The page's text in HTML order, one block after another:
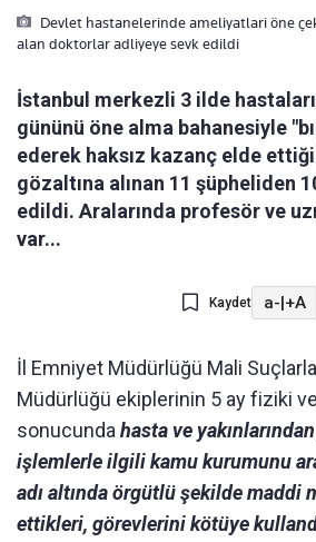
Devlet hastanelerinde ameliyatlari öne
alan doktorlar adliyeye sevk edildi
İstanbul merkezli 3 ilde
gününü öne alma bahanesiyle
ederek haksız kazanç elde
gözaltına alınan 11 şüpheliden
edildi. Aralarında profesör ve
var...
Kaydet a-|+A
İl Emniyet Müdürlüğü Mali
Müdürlüğü ekiplerinin 5 ay fiziki
sonucunda hasta ve
işlemlerle ilgili kamu kurumunu
adı altında örgütlü şekilde maddi
ettikleri, görevlerini kötüye